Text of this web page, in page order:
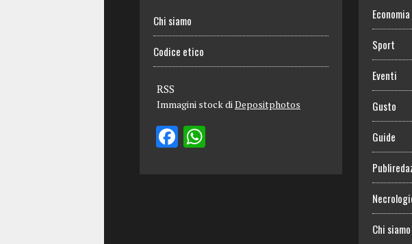
Chi siamo
Codice etico
RSS
Immagini stock diDepositphotos
Economia
Sport
Eventi
Gusto
Guide
Chi siamo